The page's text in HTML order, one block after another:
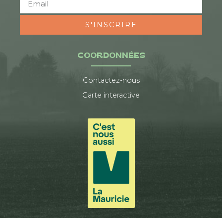
COORDONNÉES
Contactez-nous
Carte interactive
S'INSCRIRE